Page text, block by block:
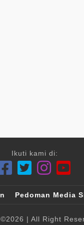
Ikuti kami di:
Pedoman Media
©2026 | All Right